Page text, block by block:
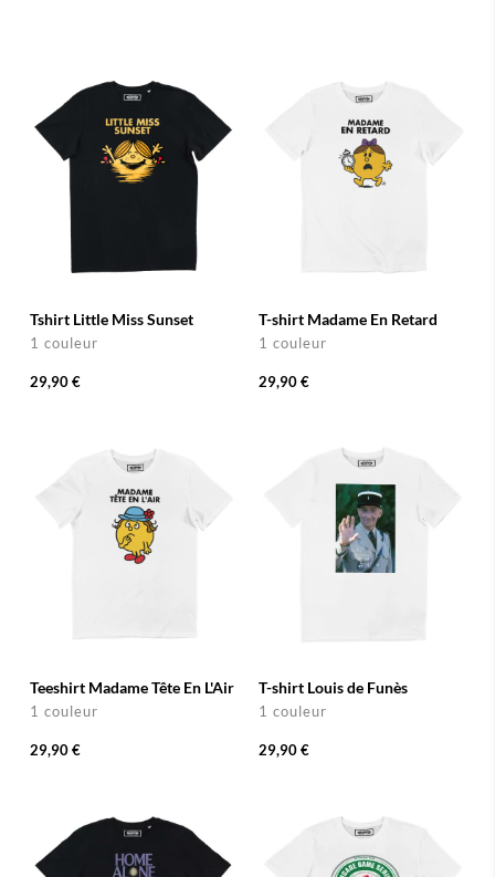
Tshirt Little Miss Sunset
1 couleur
29,90 €
T-shirt Madame En Retard
1 couleur
29,90 €
Teeshirt Madame Tête En L'Air
1 couleur
29,90 €
T-shirt Louis de Funès
1 couleur
29,90 €